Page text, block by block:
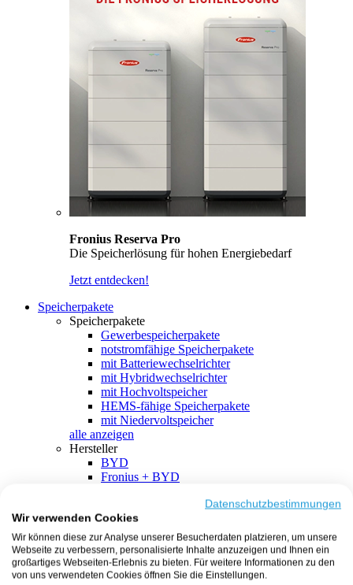
Fronius Reserva Pro
Die Speicherlösung für hohen Energiebedarf
Jetzt entdecken!
Speicherpakete
Speicherpakete
Gewerbespeicherpakete
notstromfähige Speicherpakete
mit Batteriewechselrichter
mit Hybridwechselrichter
mit Hochvoltspeicher
HEMS-fähige Speicherpakete
mit Niedervoltspeicher
alle anzeigen
Hersteller
BYD
Fronius + BYD
SMA + BYD
EcoFlow
EcoFlow + EcoFlow
FENECON
FENECON + FENECON
Datenschutzbestimmungen
Wir verwenden Cookies
Wir können diese zur Analyse unserer Besucherdaten platzieren, um unsere
Webseite zu verbessern, personalisierte Inhalte anzuzeigen und Ihnen ein
großartiges Webseiten-Erlebnis zu bieten. Für weitere Informationen zu den
von uns verwendeten Cookies öffnen Sie die Einstellungen.